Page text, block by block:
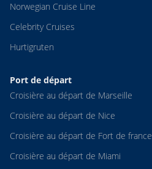
Norwegian Cruise Line
Celebrity Cruises
Hurtigruten
Port de départ
Croisière au départ de Marseille
Croisière au départ de Nice
Croisière au départ de Fort de france
Croisière au départ de Miami